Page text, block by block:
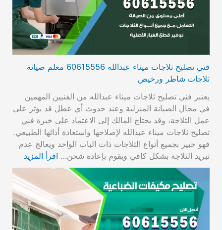
فني تصليح ثلاجات ميناء عبدالله 60615556 معلم صيانة
ثلاجات شاطر ورخيص
يعتبر فني تصليح ثلاجات ميناء عبدالله من الفنيين المهمين
في مجال الصيانة المنزلية وعند حدوث أي عطل قد يؤثر على
عمل الثلاجة، وقد يحتاج المالك إلى الاعتماد على خبرة فني
تصليح ثلاجات ميناء عبدالله لإصلاحها واستعادة أدائها الطبيعي.
فهو خبير بجميع أنواع الثلاجات ذات الباب الواحد ويعالج عدم
تبريد الثلاجة بشكل كافي ويقوم بإعادة شحن… اقرأ المزيد